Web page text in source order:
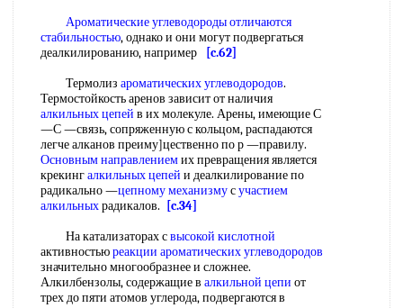
Ароматические углеводородыотличаются
стабильностью, однако и они могут подвергаться
деалкилированию, например
[c.62]
Термолиз ароматических углеводородов.
Термостойкость аренов зависит от наличия
алкильных цепей в их молекуле. Арены, имеющие С
—С —связь, сопряженную с кольцом, распадаются
легче алканов преиму]цественно по р —правилу.
Основным направлениемих превращения является
крекингалкильных цепей и деалкилирование по
радикально —цепному механизмусучастием
алкильныхрадикалов.
[c.34]
На катализаторах свысокой кислотной
активностьюреакции ароматических углеводородов
значительно многообразнее и сложнее.
Алкилбензолы, содержащие в алкильной цепи от
трех до пяти атомов углерода, подвергаются в